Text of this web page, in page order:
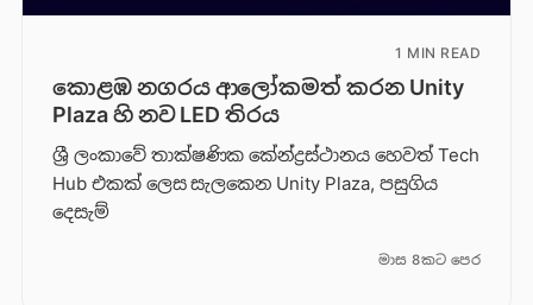
1 MIN READ
කොළඹ නගරය ආලෝකමත් කරන Unity
Plaza හි නව LED තිරය
ශ්‍රී ලංකාවේ තාක්ෂණික කේන්ද්‍රස්ථානය හෙවත් Tech
Hub එකක් ලෙස සැලකෙන Unity Plaza, පසුගිය
දෙසැම්
මාස 8කට පෙර